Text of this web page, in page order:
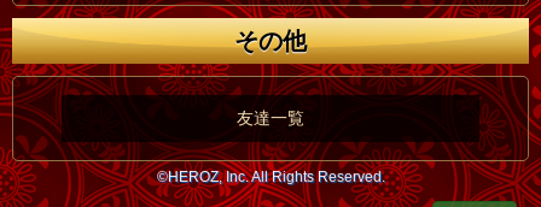
その他
友達一覧
©HEROZ, Inc. All Rights Reserved.